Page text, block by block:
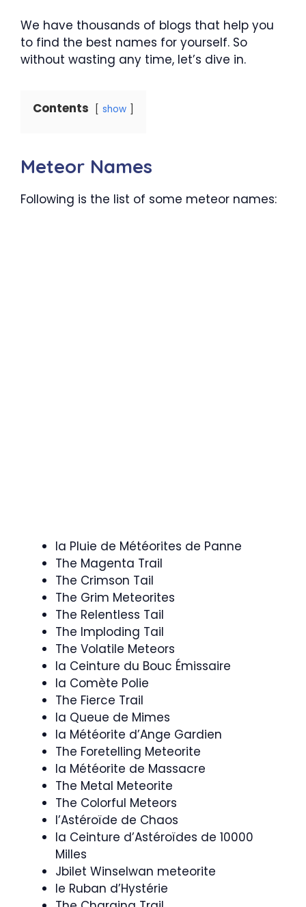
We have thousands of blogs that help you
to find the best names for yourself. So
without wasting any time, let’s dive in.
Contents show
Meteor Names
Following is the list of some meteor names:
la Pluie de Météorites de Panne
The Magenta Trail
The Crimson Tail
The Grim Meteorites
The Relentless Tail
The Imploding Tail
The Volatile Meteors
la Ceinture du Bouc Émissaire
la Comète Polie
The Fierce Trail
la Queue de Mimes
la Météorite d’Ange Gardien
The Foretelling Meteorite
la Météorite de Massacre
The Metal Meteorite
The Colorful Meteors
l’Astéroïde de Chaos
la Ceinture d’Astéroïdes de 10000
Milles
Jbilet Winselwan meteorite
le Ruban d’Hystérie